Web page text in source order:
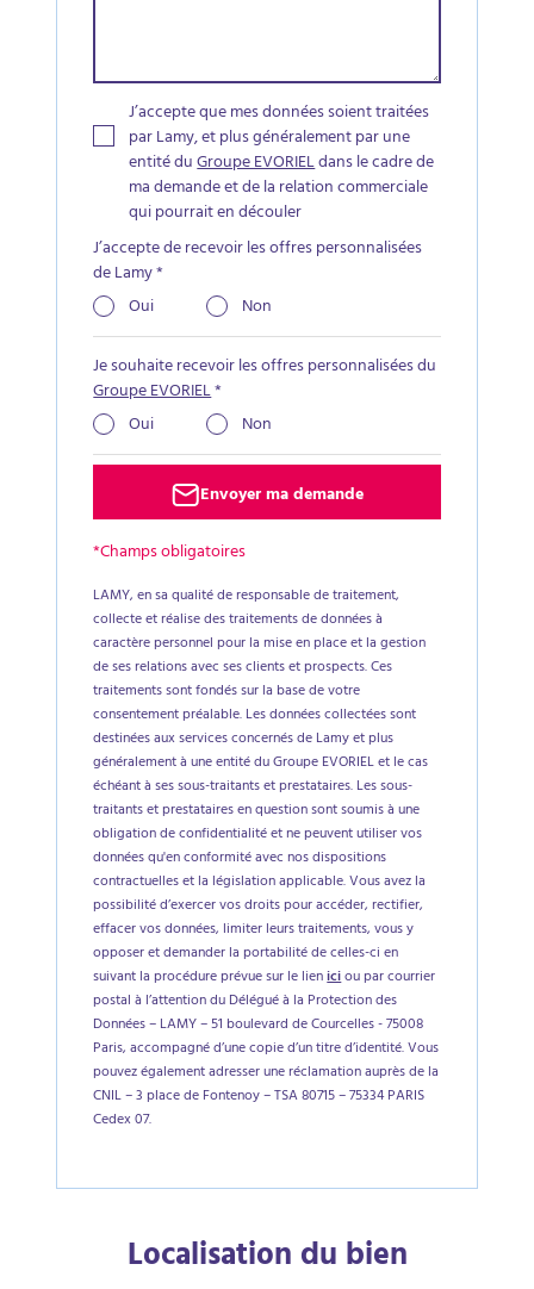
J’accepte que mes données soient traitées
par Lamy, et plus généralement par une
entité duGroupe EVORIELdans le cadre de
ma demande et de la relation commerciale
qui pourrait en découler
J’accepte de recevoir les offres personnalisées
de Lamy*
Oui
Non
Je souhaite recevoir les offres personnalisées du
Groupe EVORIEL*
Oui
Non
Envoyer ma demande
*Champs obligatoires
LAMY, en sa qualité de responsable de traitement,
collecte et réalise des traitements de données à
caractère personnel pour la mise en place et la gestion
de ses relations avec ses clients et prospects. Ces
traitements sont fondés sur la base de votre
consentement préalable. Les données collectées sont
destinées aux services concernés de Lamy et plus
généralement à une entité du Groupe EVORIEL et le cas
échéant à ses sous-traitants et prestataires. Les sous-
traitants et prestataires en question sont soumis à une
obligation de confidentialité et ne peuvent utiliser vos
données qu'en conformité avec nos dispositions
contractuelles et la législation applicable. Vous avez la
possibilité d’exercer vos droits pour accéder, rectifier,
effacer vos données, limiter leurs traitements, vous y
opposer et demander la portabilité de celles-ci en
suivant la procédure prévue sur le lieniciou par courrier
postal à l’attention du Délégué à la Protection des
Données – LAMY – 51 boulevard de Courcelles - 75008
Paris, accompagné d’une copie d’un titre d’identité. Vous
pouvez également adresser une réclamation auprès de la
CNIL – 3 place de Fontenoy – TSA 80715 – 75334 PARIS
Cedex 07.
Localisation du bien